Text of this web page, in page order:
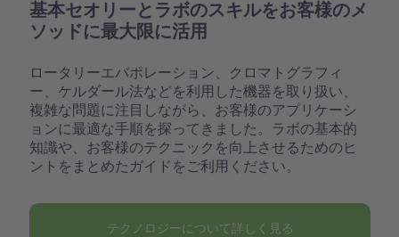
基本セオリーとラボのスキルをお客様のメ
ソッドに最大限に活用
ロータリーエバポレーション、クロマトグラフィ
ー、ケルダール法などを利用した機器を取り扱い、
複雑な問題に注目しながら、お客様のアプリケーシ
ョンに最適な手順を探ってきました。ラボの基本的
知識や、お客様のテクニックを向上させるためのヒ
ントをまとめたガイドをご利用ください。
テクノロジーについて詳しく見る